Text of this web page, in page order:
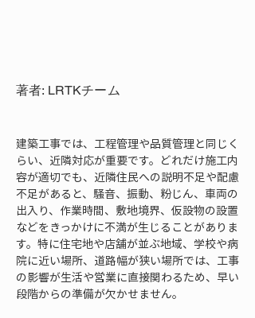
著者: LRTKチーム
建築工事では、工程管理や品質管理と同じく
らい、近隣対応が重要です。どれだけ施工内
容が適切でも、近隣住民への説明不足や配慮
不足があると、騒音、振動、粉じん、車両の
出入り、作業時間、敷地境界、仮設物の設置
などをきっかけに不満が生じることがありま
す。特に住宅地や店舗が並ぶ地域、学校や病
院に近い場所、道路幅が狭い場所では、工事
の影響が生活や営業に直接関わるため、早い
段階からの準備が欠かせません。